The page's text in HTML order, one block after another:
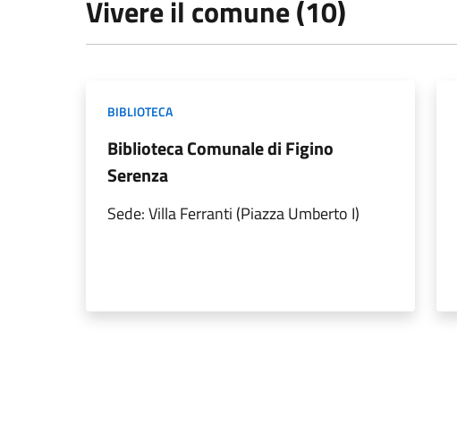
Vivere il comune (10)
BIBLIOTECA
Biblioteca Comunale di Figino
Serenza
Sede: Villa Ferranti (Piazza Umberto I)